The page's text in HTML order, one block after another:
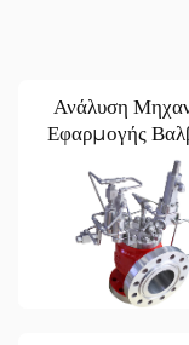
Ανάλυση
Εφαρμογής
Ασφαλείας Με
Λειτουργία για
Αέριων
Gas)